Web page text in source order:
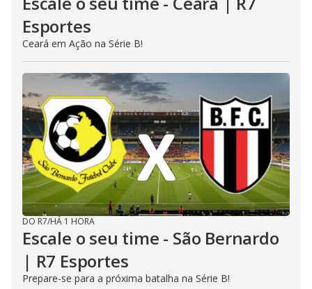
Esportes
Ceará em Ação na Série B!
DO R7/HÁ 1 HORA
Escale o seu time - São Bernardo
| R7 Esportes
Prepare-se para a próxima batalha na Série B!